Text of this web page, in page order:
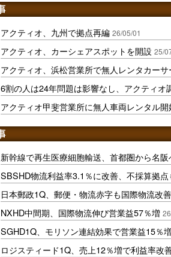
アクティオ、九州で拠点再編 26/05/01
アクティオ、カーシェアスポットを開設 25/
アクティオ、浜松営業所で無人レンタカーサ
6割の人は24年問題は影響なし、アクティオ
アクティオ甲斐営業所に無人車両レンタル開
新幹線で再生医療細胞輸送、首都圏から名
SBSHD物流利益率3.1％に改善、不採算拠点
日本郵政1Q、郵便・物流赤字も国際物流改善
NXHD中間期、国際物流伸び営業益57％増
SGHD1Q、モリソン連結効果で営業益15％
ロジスティード1Q、売上12％増で利益率改